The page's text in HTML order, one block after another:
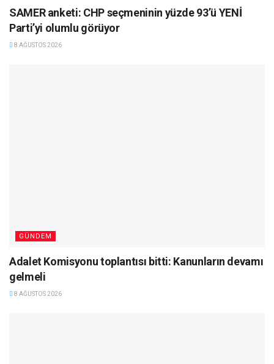
SAMER anketi: CHP seçmeninin yüzde 93’ü YENİ
Parti’yi olumlu görüyor
8 AĞUSTOS 2026
GÜNDEM
Adalet Komisyonu toplantısı bitti: Kanunların devamı
gelmeli
8 AĞUSTOS 2026